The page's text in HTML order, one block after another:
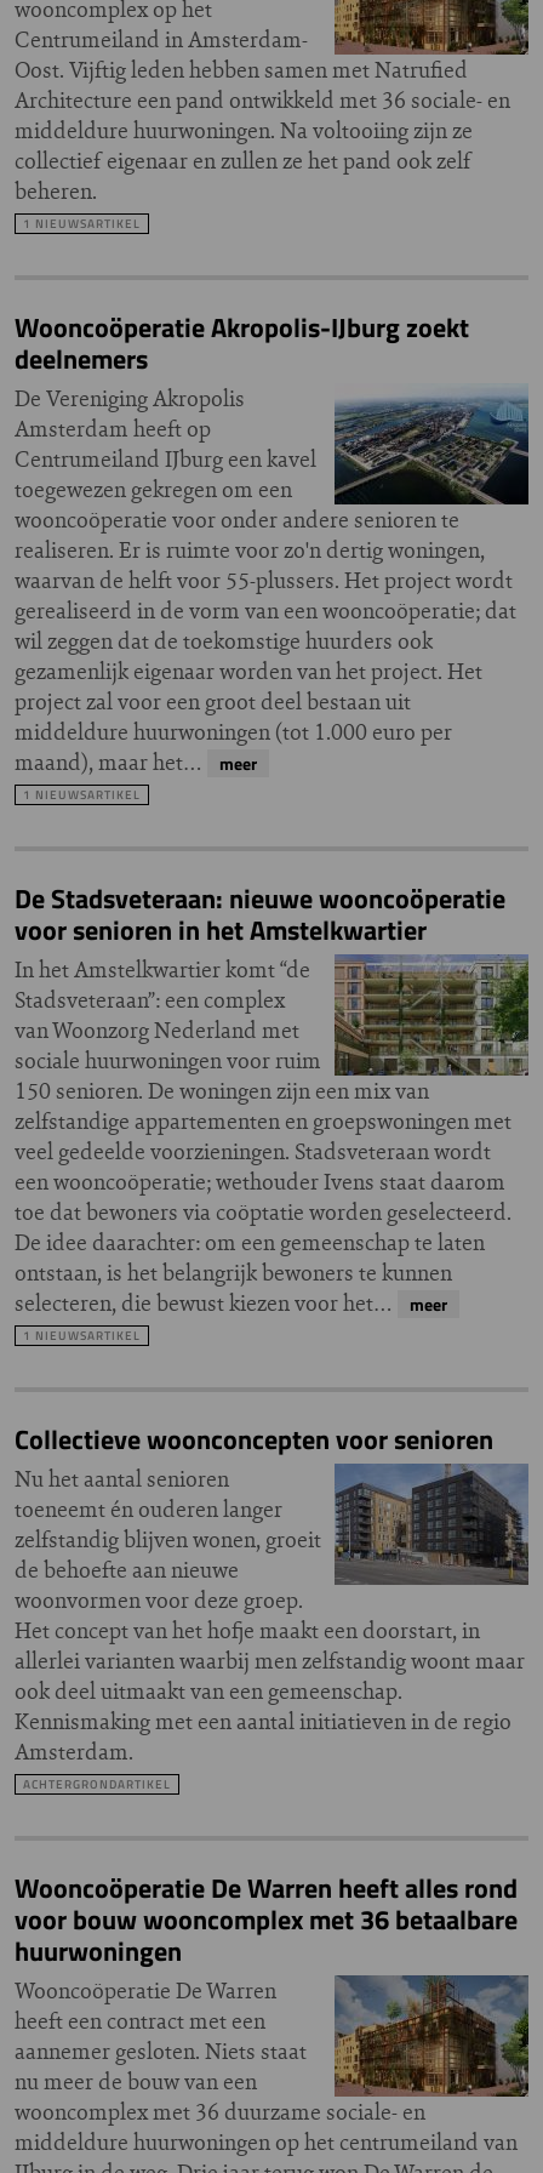
wooncomplex op het
Centrumeiland in Amsterdam-
Oost. Vijftig leden hebben samen met Natrufied
Architecture een pand ontwikkeld met 36 sociale- en
middeldure huurwoningen. Na voltooiing zijn ze
collectief eigenaar en zullen ze het pand ook zelf
beheren.
1 NIEUWSARTIKEL
Wooncoöperatie Akropolis-IJburg zoekt
deelnemers
De Vereniging Akropolis
Amsterdam heeft op
Centrumeiland IJburg een kavel
toegewezen gekregen om een
wooncoöperatie voor onder andere senioren te
realiseren. Er is ruimte voor zo'n dertig woningen,
waarvan de helft voor 55-plussers. Het project wordt
gerealiseerd in de vorm van een wooncoöperatie; dat
wil zeggen dat de toekomstige huurders ook
gezamenlijk eigenaar worden van het project. Het
project zal voor een groot deel bestaan uit
middeldure huurwoningen (tot 1.000 euro per
maand), maar het…
meer
1 NIEUWSARTIKEL
De Stadsveteraan: nieuwe wooncoöperatie
voor senioren in het Amstelkwartier
In het Amstelkwartier komt “de
Stadsveteraan”: een complex
van Woonzorg Nederland met
sociale huurwoningen voor ruim
150 senioren. De woningen zijn een mix van
zelfstandige appartementen en groepswoningen met
veel gedeelde voorzieningen. Stadsveteraan wordt
een wooncoöperatie; wethouder Ivens staat daarom
toe dat bewoners via coöptatie worden geselecteerd.
De idee daarachter: om een gemeenschap te laten
ontstaan, is het belangrijk bewoners te kunnen
selecteren, die bewust kiezen voor het…
meer
1 NIEUWSARTIKEL
Collectieve woonconcepten voor senioren
Nu het aantal senioren
toeneemt én ouderen langer
zelfstandig blijven wonen, groeit
de behoefte aan nieuwe
woonvormen voor deze groep.
Het concept van het hofje maakt een doorstart, in
allerlei varianten waarbij men zelfstandig woont maar
ook deel uitmaakt van een gemeenschap.
Kennismaking met een aantal initiatieven in de regio
Amsterdam.
ACHTERGRONDARTIKEL
Wooncoöperatie De Warren heeft alles rond
voor bouw wooncomplex met 36 betaalbare
huurwoningen
Wooncoöperatie De Warren
heeft een contract met een
aannemer gesloten. Niets staat
nu meer de bouw van een
wooncomplex met 36 duurzame sociale- en
middeldure huurwoningen op het centrumeiland van